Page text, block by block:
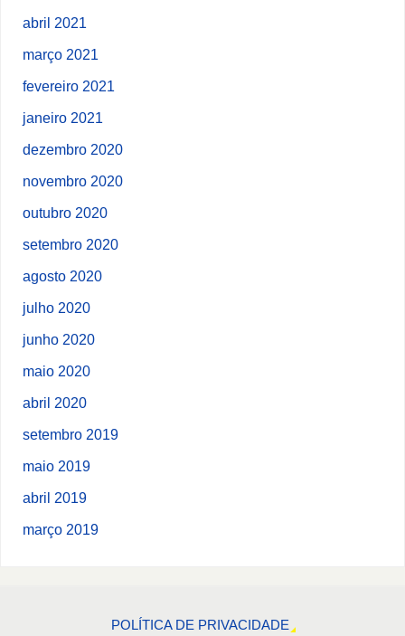
abril 2021
março 2021
fevereiro 2021
janeiro 2021
dezembro 2020
novembro 2020
outubro 2020
setembro 2020
agosto 2020
julho 2020
junho 2020
maio 2020
abril 2020
setembro 2019
maio 2019
abril 2019
março 2019
POLÍTICA DE PRIVACIDADE